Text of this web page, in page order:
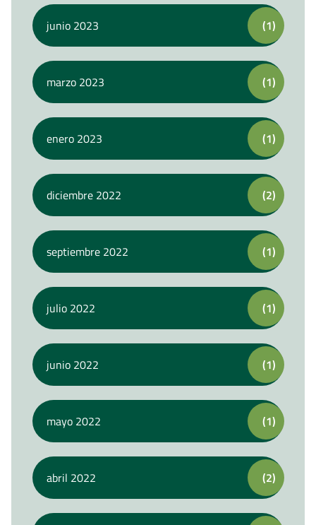
junio 2023 (1)
marzo 2023 (1)
enero 2023 (1)
diciembre 2022 (2)
septiembre 2022 (1)
julio 2022 (1)
junio 2022 (1)
mayo 2022 (1)
abril 2022 (2)